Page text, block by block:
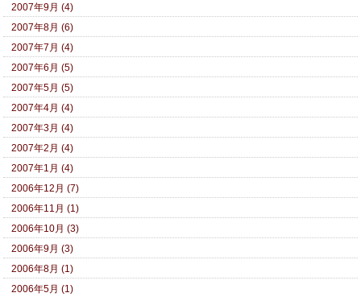
2007年9月 (4)
2007年8月 (6)
2007年7月 (4)
2007年6月 (5)
2007年5月 (5)
2007年4月 (4)
2007年3月 (4)
2007年2月 (4)
2007年1月 (4)
2006年12月 (7)
2006年11月 (1)
2006年10月 (3)
2006年9月 (3)
2006年8月 (1)
2006年5月 (1)